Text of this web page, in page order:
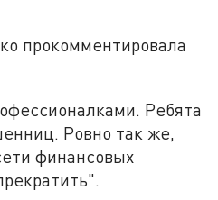
прокомментировала
Ребята
Ровно так же,
финансовых